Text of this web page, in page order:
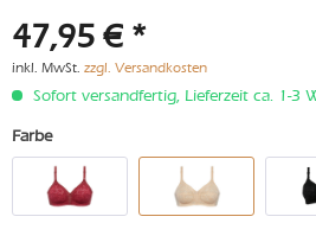
47,95 € *
inkl. MwSt. zzgl. Versandkosten
Sofort versandfertig, Lieferzeit ca. 1-3
Farbe